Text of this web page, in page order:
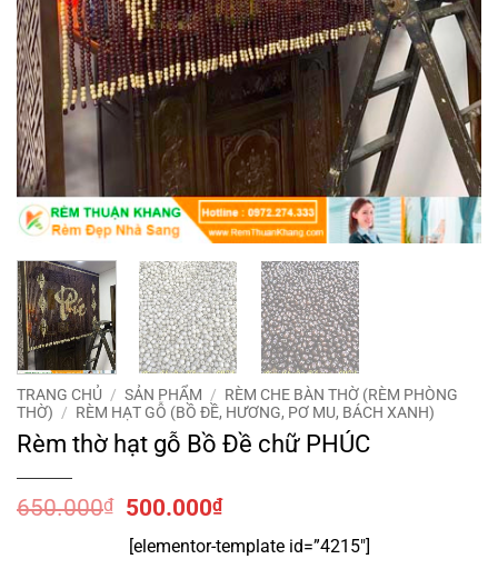
TRANG CHỦ / SẢN PHẨM / RÈM CHE BÀN THỜ (RÈM PHÒNG
THỜ) / RÈM HẠT GỖ (BỒ ĐỀ, HƯƠNG, PƠ MU, BÁCH XANH)
Rèm thờ hạt gỗ Bồ Đề chữ PHÚC
650.000₫
Giá
là:
500.000₫Giá
tại
[elementor-template id=”4215″]